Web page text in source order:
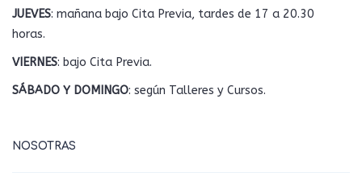
JUEVES: mañana bajo Cita Previa, tardes de 17 a 20.30
horas.
VIERNES: bajo Cita Previa.
SÁBADO Y DOMINGO: según Talleres y Cursos.
NOSOTRAS